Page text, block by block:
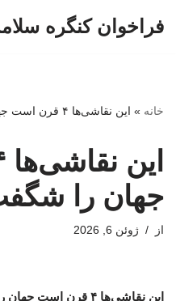
فراخوان کنگره
خانه » این نقاشی‌ها ۴ قرن است جهان را شگفت‌زده کرده‌اند
جهان را
از ژوئن 6, 2026
این نقاشی‌ها ۴ قرن است جهان را شگفت‌زده کرده‌اند